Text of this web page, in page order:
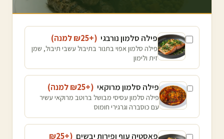
פילה סלמון נורבגי (+₪
25 למנה)
פילה סלמון אפוי בתנור בתיבול עשבי תיבול, שמן
זית ולימון
פילה סלמון מרוקאי (+₪
25 למנה)
פילה סלמון עסיסי מבושל ברוטב מרוקאי עשיר
עם כוסברה וגרגירי חומוס
פאסטיה עוף ופירות יבשים (+₪
25